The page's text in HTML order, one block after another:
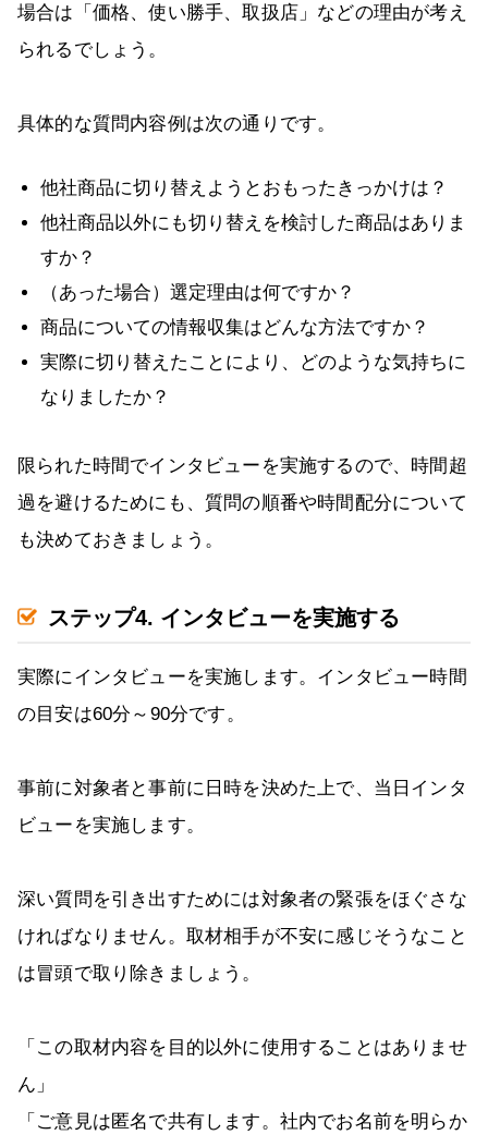
場合は「価格、使い勝手、取扱店」などの理由が考え
られるでしょう。
具体的な質問内容例は次の通りです。
他社商品に切り替えようとおもったきっかけは？
他社商品以外にも切り替えを検討した商品はありま
すか？
（あった場合）選定理由は何ですか？
商品についての情報収集はどんな方法ですか？
実際に切り替えたことにより、どのような気持ちに
なりましたか？
限られた時間でインタビューを実施するので、時間超
過を避けるためにも、質問の順番や時間配分について
も決めておきましょう。
ステップ4. インタビューを実施する
実際にインタビューを実施します。インタビュー時間
の目安は60分～90分です。
事前に対象者と事前に日時を決めた上で、当日インタ
ビューを実施します。
深い質問を引き出すためには対象者の緊張をほぐさな
ければなりません。取材相手が不安に感じそうなこと
は冒頭で取り除きましょう。
「この取材内容を目的以外に使用することはありませ
ん」
「ご意見は匿名で共有します。社内でお名前を明らか